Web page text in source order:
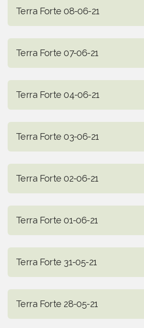
Terra Forte 08-06-21
Terra Forte 07-06-21
Terra Forte 04-06-21
Terra Forte 03-06-21
Terra Forte 02-06-21
Terra Forte 01-06-21
Terra Forte 31-05-21
Terra Forte 28-05-21